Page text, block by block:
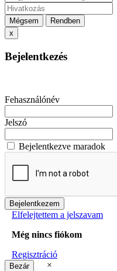
Mégsem
Rendben
x
Bejelentkezés
Fehasználónév
Jelszó
Bejelentkezve maradok
Elfelejtettem a jelszavam
Még nincs fiókom
Regisztráció
×